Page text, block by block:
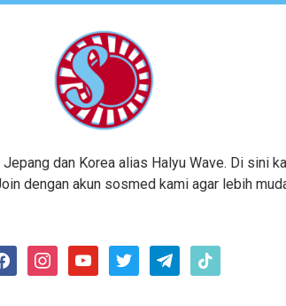
dan Korea alias Halyu Wave. Di sini
dengan akun sosmed kami agar lebih
instagramyoutubetwitter telegramtiktok